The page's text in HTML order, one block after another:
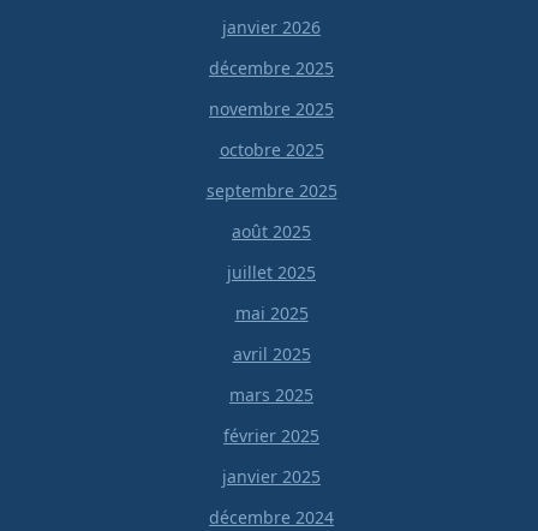
janvier 2026
décembre 2025
novembre 2025
octobre 2025
septembre 2025
août 2025
juillet 2025
mai 2025
avril 2025
mars 2025
février 2025
janvier 2025
décembre 2024